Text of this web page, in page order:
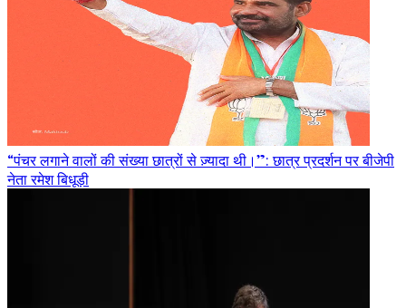
“पंचर लगाने वालों की संख्या छात्रों से ज़्यादा थी।”: छात्र प्रदर्शन पर बीजेपी
नेता रमेश बिधूड़ी